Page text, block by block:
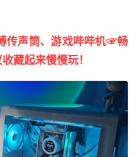
传声筒、游戏哔哔机☞畅
藏起来慢慢玩！